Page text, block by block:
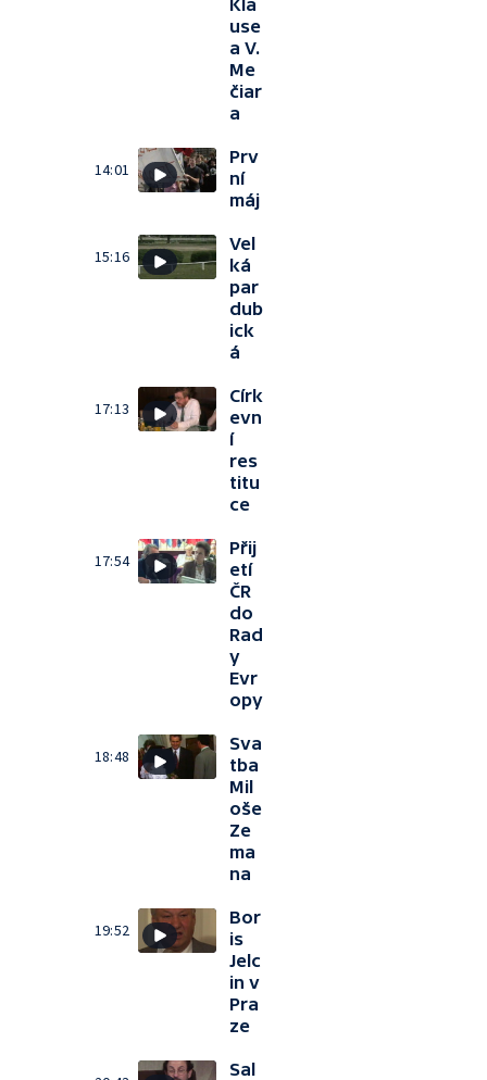
Kla
use
a V.
Me
čiar
a
14:01
Prv
ní
máj
15:16
Vel
ká
par
dub
ick
á
17:13
Círk
evn
í
res
titu
ce
17:54
Přij
etí
ČR
do
Rad
y
Evr
opy
18:48
Sva
tba
Mil
oše
Ze
ma
na
19:52
Bor
is
Jelc
in v
Pra
ze
Sal